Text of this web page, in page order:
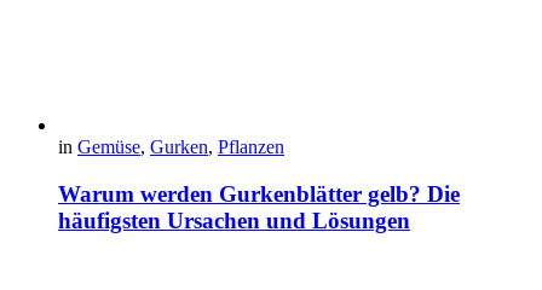
in Gemüse, Gurken, Pflanzen
Warum werden Gurkenblätter gelb? Die
häufigsten Ursachen und Lösungen